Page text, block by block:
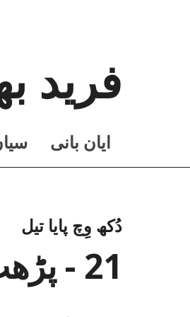
فرید
ايان بانی
دُکھ وِچ پایا تیل
21 - پڑھت